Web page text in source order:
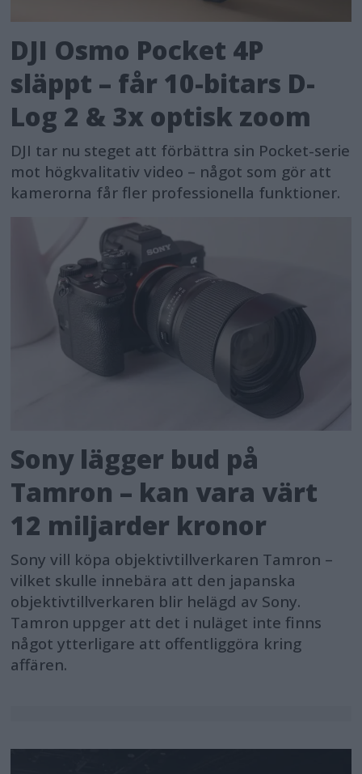
DJI Osmo Pocket 4P
släppt – får 10-bitars D-
Log 2 & 3x optisk zoom
DJI tar nu steget att förbättra sin Pocket-serie
mot högkvalitativ video – något som gör att
kamerorna får fler professionella funktioner.
Sony lägger bud på
Tamron – kan vara värt
12 miljarder kronor
Sony vill köpa objektivtillverkaren Tamron –
vilket skulle innebära att den japanska
objektivtillverkaren blir helägd av Sony.
Tamron uppger att det i nuläget inte finns
något ytterligare att offentliggöra kring
affären.